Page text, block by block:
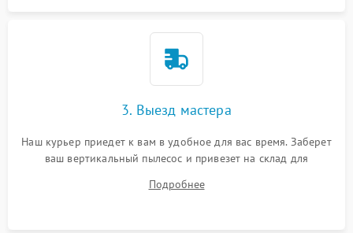
3. Выезд мастера
Наш курьер приедет к вам в удобное для вас время. Заберет
ваш вертикальный пылесос и привезет на склад для
Подробнее